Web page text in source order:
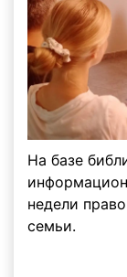
На базе
недели
семьи.